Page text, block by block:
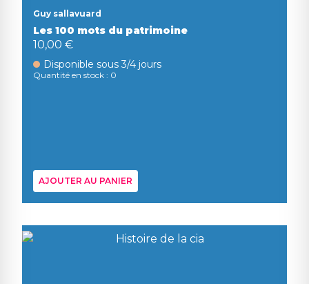
Guy sallavuard
Les 100 mots du patrimoine
10,00 €
Disponible sous 3/4 jours
Quantité en stock : 0
AJOUTER AU PANIER